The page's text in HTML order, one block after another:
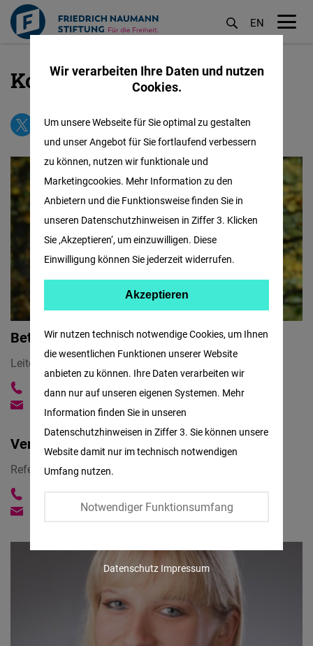
Direkt
Inhalt
EN
Kontakt
Bettina Solinger
Leiterin
+49 2261 3002-160
bettina.solinger@freiheit.org
Verena Schweickhard
Referentin e-Learning / International e-Academy
verena.schweickhard@freiheit.org
Wir verarbeiten Ihre Daten und nutzen
Cookies.
Wir nutzen technisch notwendige Cookies, um Ihnen
die wesentlichen Funktionen unserer Website
anbieten zu können. Ihre Daten verarbeiten wir
dann nur auf unseren eigenen Systemen. Mehr
Information finden Sie in unseren
Datenschutzhinweisen in Ziffer 3. Sie können unsere
Website damit nur im technisch notwendigen
Umfang nutzen.
Notwendiger Funktionsumfang
Um unsere Webseite für Sie optimal zu gestalten
und unser Angebot für Sie fortlaufend verbessern
zu können, nutzen wir funktionale und
Marketingcookies. Mehr Information zu den
Anbietern und die Funktionsweise finden Sie in
unseren Datenschutzhinweisen in Ziffer 3. Klicken
Sie ‚Akzeptieren‘, um einzuwilligen. Diese
Einwilligung können Sie jederzeit widerrufen.
Facebook
Embed
Twitter
Embed
Instagram
Akzeptieren Akzeptieren
Datenschutz Impressum